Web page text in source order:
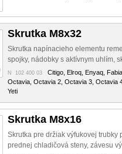
Skrutka M8x32
Skrutka napínacieho elementu
spojky, nádobky s aktívnym uhlím,
N 102 400 03 Citigo, Elroq, Enyaq,
Octavia, Octavia 2, Octavia 3, Octavia
Yeti
Skrutka M8x16
Skrutka pre držiak výfukovej
prednej chladičová steny, závesu